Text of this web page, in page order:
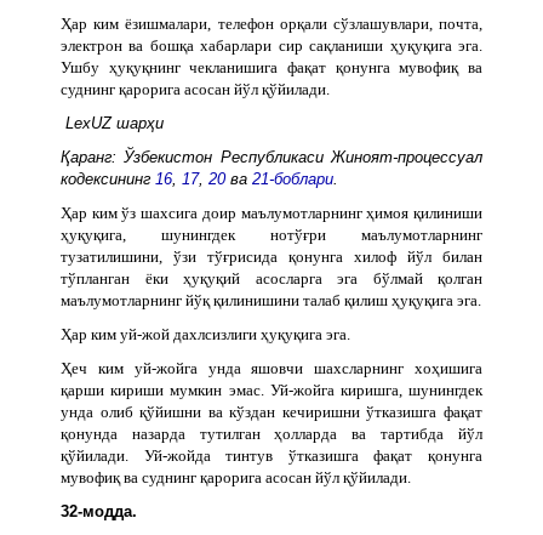
Ҳар ким ёзишмалари, телефон орқали сўзлашувлари, почта,
электрон ва бошқа хабарлари сир сақланиши ҳуқуқига эга.
Ушбу ҳуқуқнинг чекланишига фақат қонунга мувофиқ ва
суднинг қарорига асосан йўл қўйилади.
LexUZ шарҳи
Қаранг: Ўзбекистон Республикаси Жиноят-процессуал
кодексининг 16, 17, 20ва 21-боблари.
Ҳар ким ўз шахсига доир маълумотларнинг ҳимоя қилиниши
ҳуқуқига, шунингдек нотўғри маълумотларнинг
тузатилишини, ўзи тўғрисида қонунга хилоф йўл билан
тўпланган ёки ҳуқуқий асосларга эга бўлмай қолган
маълумотларнинг йўқ қилинишини талаб қилиш ҳуқуқига эга.
Ҳар ким уй-жой дахлсизлиги ҳуқуқига эга.
Ҳеч ким уй-жойга унда яшовчи шахсларнинг хоҳишига
қарши кириши мумкин эмас. Уй-жойга киришга, шунингдек
унда олиб қўйишни ва кўздан кечиришни ўтказишга фақат
қонунда назарда тутилган ҳолларда ва тартибда йўл
қўйилади. Уй-жойда тинтув ўтказишга фақат қонунга
мувофиқ ва суднинг қарорига асосан йўл қўйилади.
32-модда.